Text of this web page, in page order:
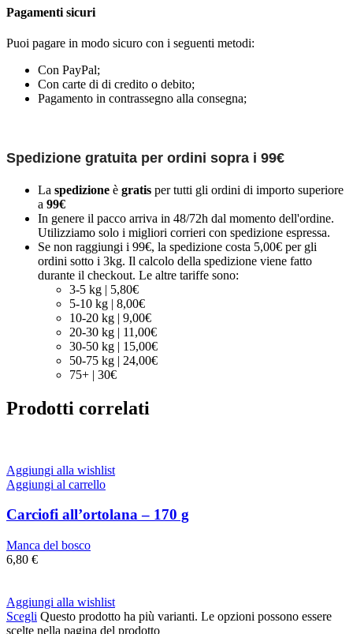
Pagamenti sicuri
Puoi pagare in modo sicuro con i seguenti metodi:
Con PayPal;
Con carte di di credito o debito;
Pagamento in contrassegno alla consegna;
Spedizione gratuita per ordini sopra i 99€
La spedizione è gratis per tutti gli ordini di importo superiore
a 99€
In genere il pacco arriva in 48/72h dal momento dell'ordine.
Utilizziamo solo i migliori corrieri con spedizione espressa.
Se non raggiungi i 99€, la spedizione costa 5,00€ per gli
ordini sotto i 3kg. Il calcolo della spedizione viene fatto
durante il checkout. Le altre tariffe sono:
3-5 kg | 5,80€
5-10 kg | 8,00€
10-20 kg | 9,00€
20-30 kg | 11,00€
30-50 kg | 15,00€
50-75 kg | 24,00€
75+ | 30€
Prodotti correlati
Aggiungi alla wishlist
Aggiungi al carrello
Carciofi all’ortolana – 170 g
Manca del bosco
6,80 €
Aggiungi alla wishlist
Scegli Questo prodotto ha più varianti. Le opzioni possono essere
scelte nella pagina del prodotto